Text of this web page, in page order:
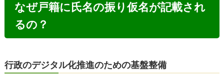
なぜ戸籍に氏名の振り仮名が記載され
るの？
行政のデジタル化推進のための基盤整備